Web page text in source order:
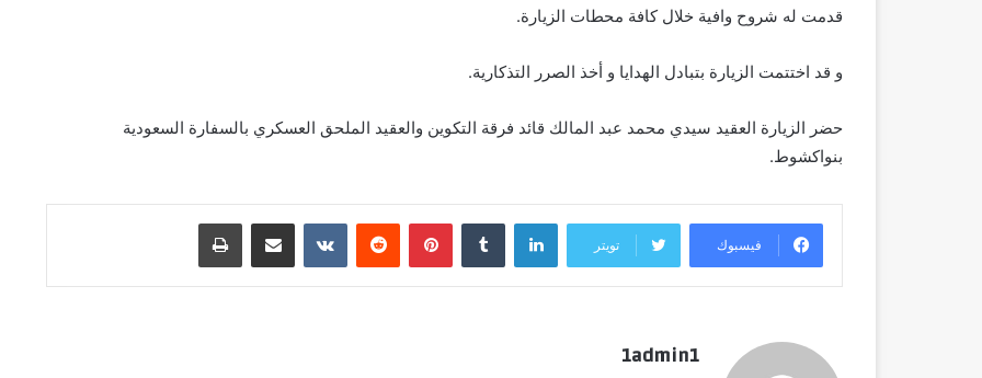
قدمت له شروح وافية خلال كافة محطات الزيارة.
و قد اختتمت الزيارة بتبادل الهدايا و أخذ الصرر التذكارية.
حضر الزيارة العقيد سيدي محمد عبد المالك قائد فرقة التكوين والعقيد الملحق العسكري بالسفارة السعودية
بنواكشوط.
فيسبوك تويتر
لينكدإن بينتيريست مشاركة عبر البريد طباعة
1admin1